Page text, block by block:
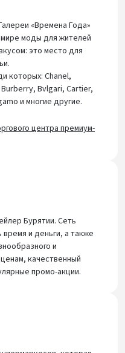
«Времена Года»
моды для жителей
это место для
которых: Chanel,
Bvlgari, Cartier,
и многие другие.
центра премиум-
Бурятии. Сеть
время и деньги, а также
и
качественный
промо-акции.